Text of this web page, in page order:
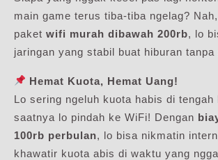
main game terus tiba-tiba ngelag?
paket wifi murah dibawah 200rb, lo
jaringan yang stabil buat hiburan tanpa
Hemat Kuota, Hemat Uang!
Lo sering ngeluh kuota habis di tengah
saatnya lo pindah ke WiFi! Dengan
100rb perbulan, lo bisa nikmatin
khawatir kuota abis di waktu yang